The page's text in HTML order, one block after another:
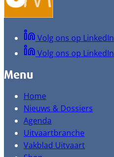
Volg ons op LinkedIn
Volg ons op LinkedIn
Menu
Home
Nieuws & Dossiers
Agenda
Uitvaartbranche
Vakblad Uitvaart